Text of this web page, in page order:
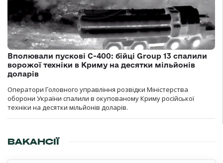
Вполювали пускові С-400: бійці Group 13 спалили
ворожої техніки в Криму на десятки мільйонів
доларів
Оператори Головного управління розвідки Міністерства
оборони України спалили в окупованому Криму російської
техніки на десятки мільйонів доларів.
ВАКАНСІЇ